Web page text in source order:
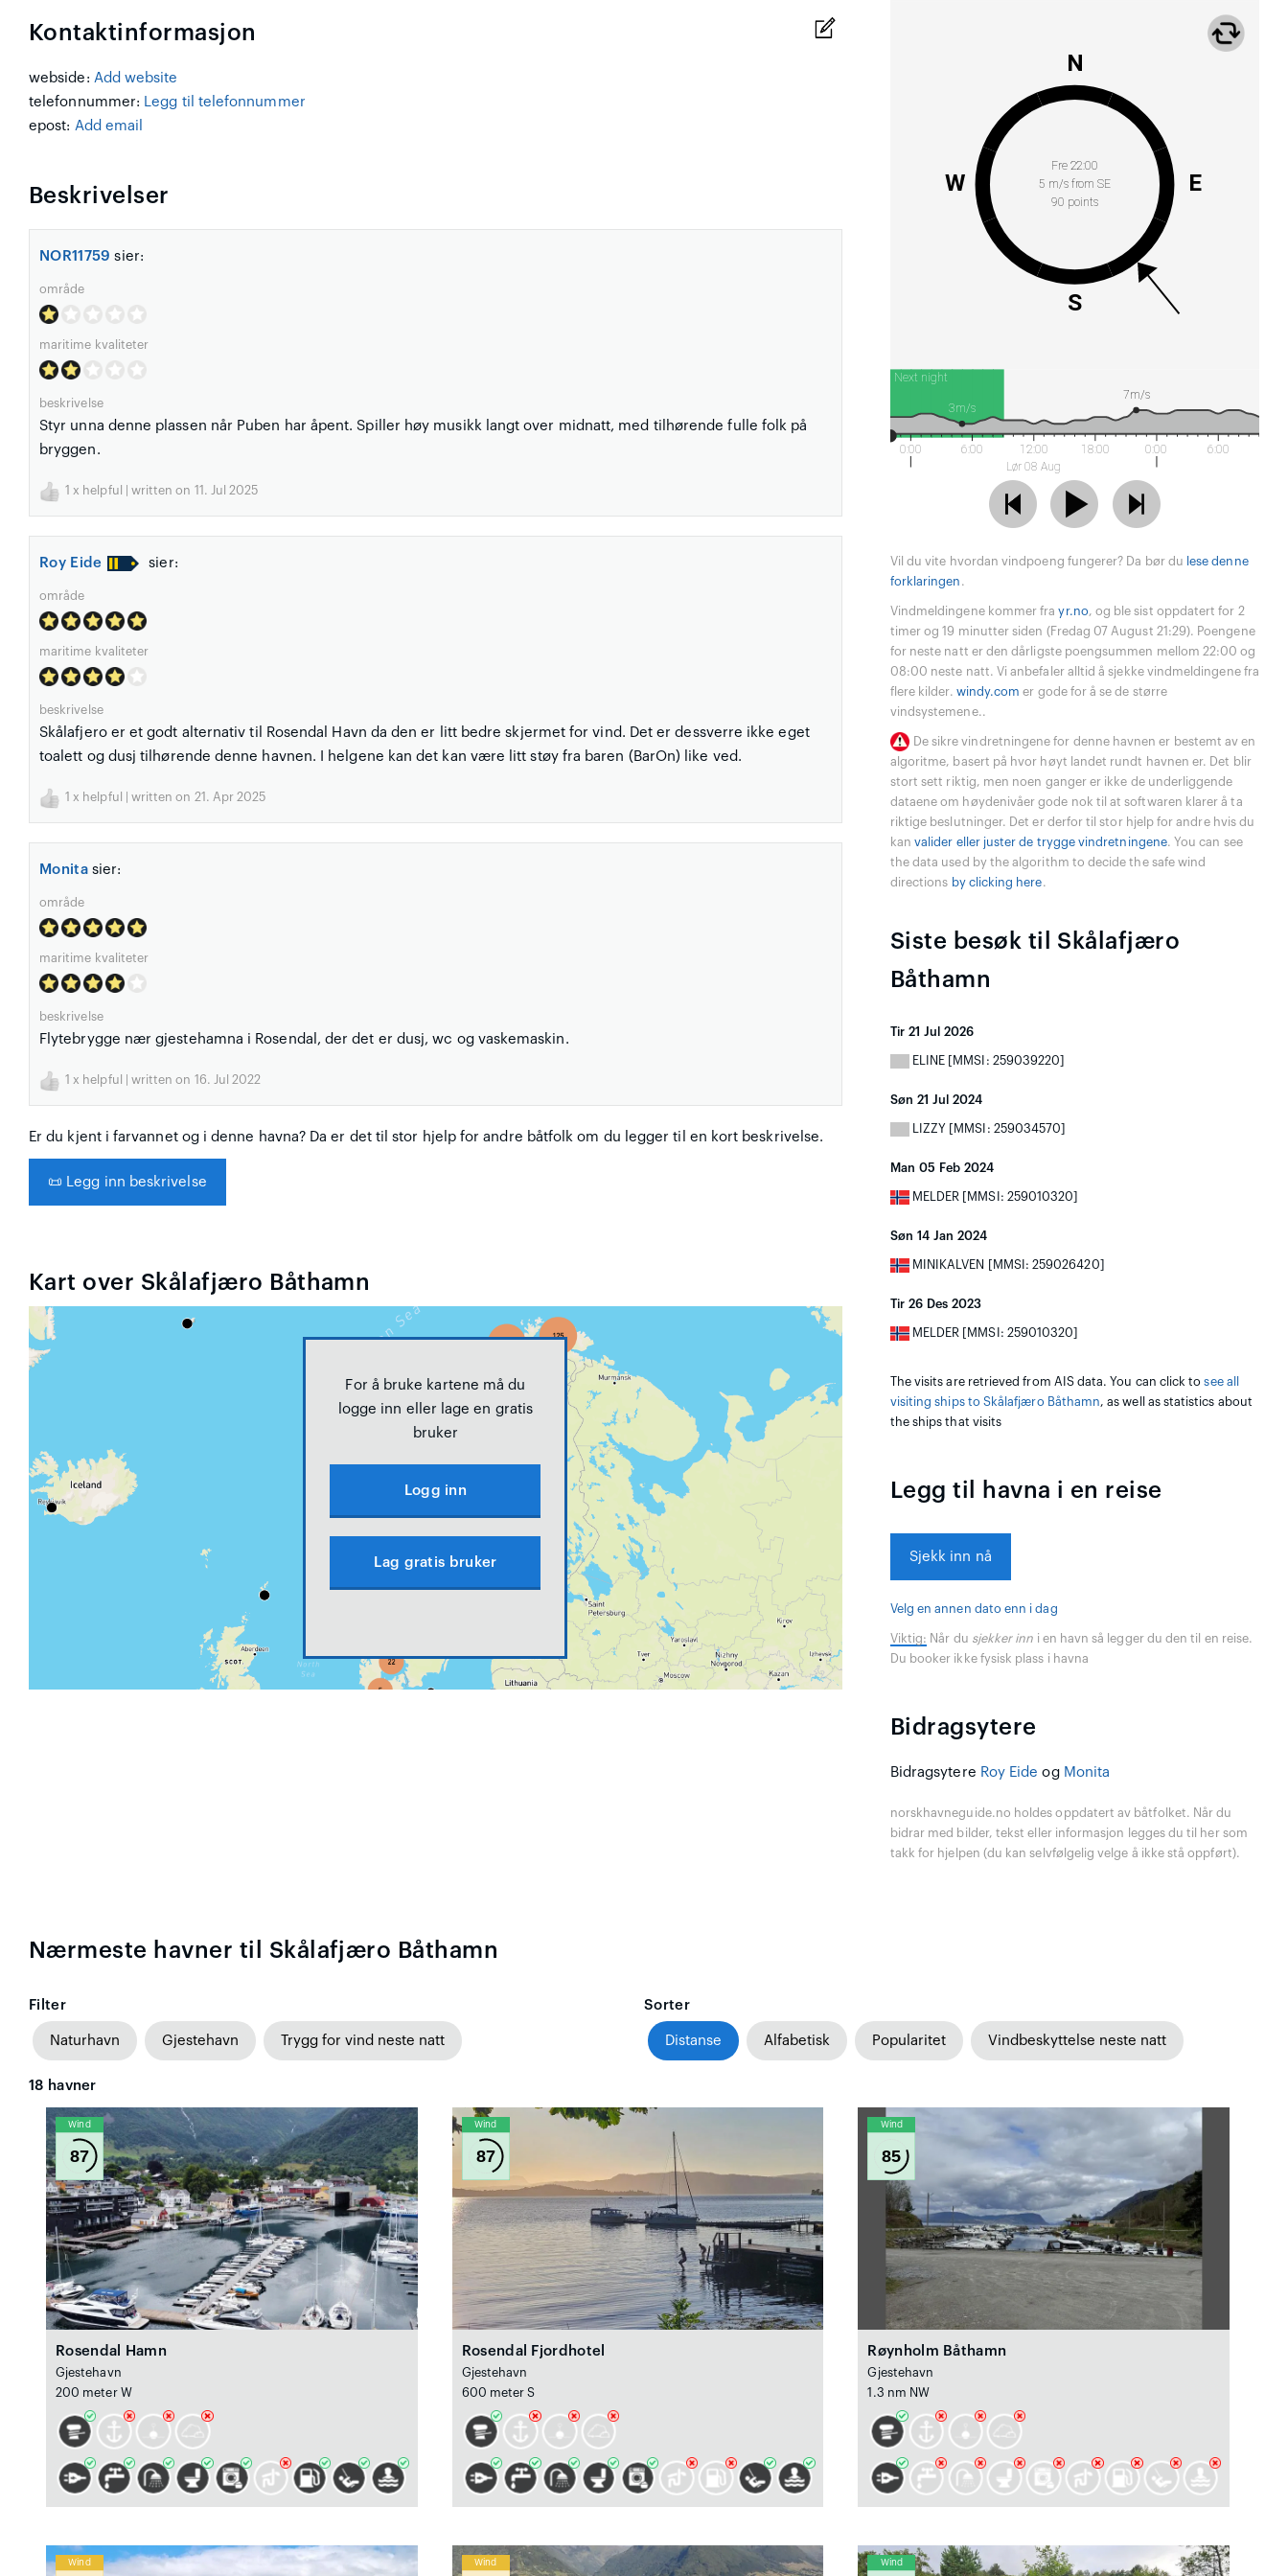
Kontaktinformasjon
webside: Add website
telefonnummer: Legg til telefonnummer
epost: Add email
Beskrivelser
NOR11759 sier:
område
maritime kvaliteter
beskrivelse
Styr unna denne plassen når Puben har åpent. Spiller høy musikk langt over midnatt, med tilhørende fulle folk på
bryggen.
1 x helpful | written on 11. Jul 2025
Roy Eide sier:
område
maritime kvaliteter
beskrivelse
Skålafjero er et godt alternativ til Rosendal Havn da den er litt bedre skjermet for vind. Det er dessverre ikke eget
toalett og dusj tilhørende denne havnen. I helgene kan det kan være litt støy fra baren (BarOn) like ved.
1 x helpful | written on 21. Apr 2025
Monitasier:
område
maritime kvaliteter
beskrivelse
Flytebrygge nær gjestehamna i Rosendal, der det er dusj, wc og vaskemaskin.
1 x helpful | written on 16. Jul 2022
Er du kjent i farvannet og i denne havna? Da er det til stor hjelp for andre båtfolk om du legger til en kort beskrivelse.
📜 Legg inn beskrivelse
Kart over Skålafjæro Båthamn
For å bruke kartene må du
logge inn eller lage en gratis
bruker
Logg inn
Lag gratis bruker
Fre 22:00
5 m/s from SE
90 points
N
E
S
W
Next night
0:00 6:00
12:00
Lør 08 Aug
18:00 0:00 6:00
7m/s
3m/s
Vil du vite hvordan vindpoeng fungerer? Da bør du lese denne
forklaringen .
Vindmeldingene kommer frayr.no, og ble sist oppdatert for 2
timer og 19 minutter siden (Fredag 07 August 21:29). Poengene
for neste natt er den dårligste poengsummen mellom 22:00 og
08:00 neste natt. Vi anbefaler alltid å sjekke vindmeldingene fra
flere kilder. windy.com er gode for å se de større
vindsystemene..
De sikre vindretningene for denne havnen er bestemt av en
algoritme, basert på hvor høyt landet rundt havnen er. Det blir
stort sett riktig, men noen ganger er ikke de underliggende
dataene om høydenivåer gode nok til at softwaren klarer å ta
riktige beslutninger. Det er derfor til stor hjelp for andre hvis du
kanvalider eller juster de trygge vindretningene. You can see
the data used by the algorithm to decide the safe wind
directions by clicking here.
Siste besøk til Skålafjæro
Båthamn
Tir 21 Jul 2026
ELINE [MMSI: 259039220]
Søn 21 Jul 2024
LIZZY [MMSI: 259034570]
Man 05 Feb 2024
MELDER [MMSI: 259010320]
Søn 14 Jan 2024
MINIKALVEN [MMSI: 259026420]
Tir 26 Des 2023
MELDER [MMSI: 259010320]
The visits are retrieved from AIS data. You can click tosee all
visiting ships to Skålafjæro Båthamn, as well as statistics about
the ships that visits
Legg til havna i en reise
Sjekk inn nå
Velg en annen dato enn i dag
Viktig: Når du sjekker inn i en havn så legger du den til en reise.
Du booker ikke fysisk plass i havna
Bidragsytere
Bidragsytere Roy Eide og Monita
norskhavneguide.no holdes oppdatert av båtfolket. Når du
bidrar med bilder, tekst eller informasjon legges du til her som
takk for hjelpen (du kan selvfølgelig velge å ikke stå oppført).
Nærmeste havner til Skålafjæro Båthamn
Filter
Naturhavn Gjestehavn Trygg for vind neste natt
Sorter
Distanse Alfabetisk Popularitet Vindbeskyttelse neste natt
18 havner
Wind
87
Rosendal Hamn
Gjestehavn
200 meter W
Wind
87
Rosendal Fjordhotel
Gjestehavn
600 meter S
Wind
85
Røynholm Båthamn
Gjestehavn
1.3 nm NW
Wind Wind Wind